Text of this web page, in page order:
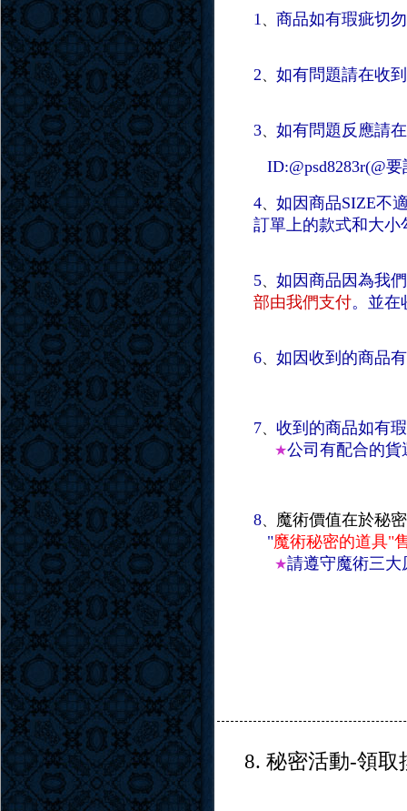
1 商品如有瑕疵切
2 如有問題請在收
3
如有問題反應請
ID:@psd8283r(@
4
如因商品SIZE不
訂單上的款式和大
5
如因商品因為我
部由我們支付。並在
6 如因收到的商品
7 收到的商品如有
★公司有配合的
8
魔術價值在於秘
"魔術秘密的道具"
★請遵守魔術三
8. 秘密活動-領